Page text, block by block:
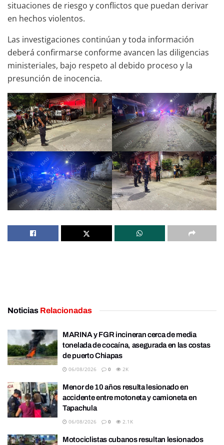
situaciones de riesgo y conflictos que puedan derivar
en hechos violentos.
Las investigaciones continúan y toda información
deberá confirmarse conforme avancen las diligencias
ministeriales, bajo respeto al debido proceso y la
presunción de inocencia.
Noticias Relacionadas
MARINA y FGR incineran cerca de media
tonelada de cocaína, asegurada en las costas
de puerto Chiapas
06/08/2026 0 2K
Menor de 10 años resulta lesionado en
accidente entre motoneta y camioneta en
Tapachula
06/08/2026 0 2.1K
Motociclistas cubanos resultan lesionados